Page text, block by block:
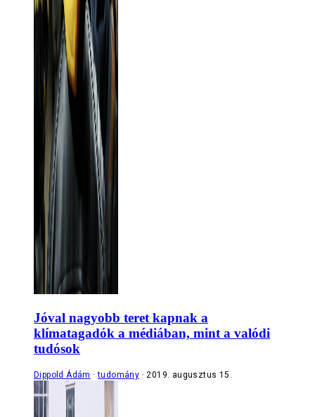
Jóval nagyobb teret kapnak a
klímatagadók a médiában, mint a valódi
tudósok
Dippold Ádám tudomány 2019. augusztus 15.